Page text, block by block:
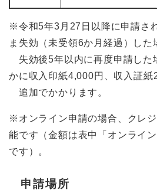
※令和5年3月27日以降に申請さ
ま失効（未受領6か月経過）した
失効後5年以内に再度申請した
かに収入印紙4,000円、収入証紙
追加でかかります。
※オンライン申請の場合、クレ
能です（金額は表中「オンライ
です）。
申請場所